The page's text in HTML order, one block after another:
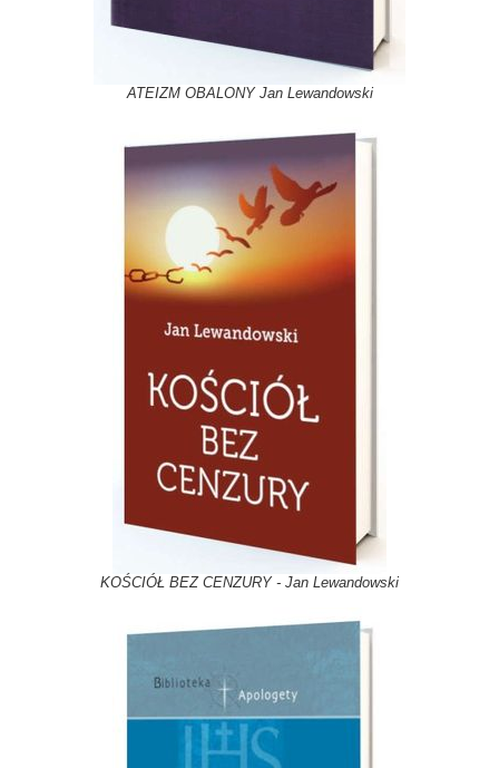
ATEIZM OBALONY Jan Lewandowski
KOŚCIÓŁ BEZ CENZURY - Jan Lewandowski